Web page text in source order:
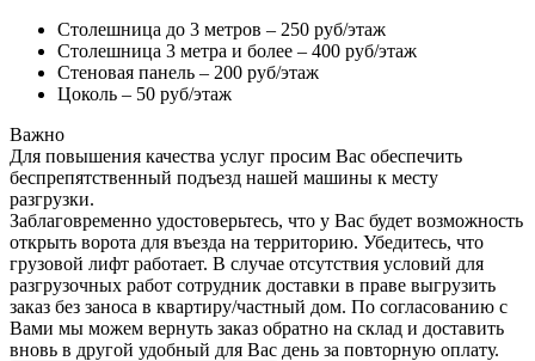
Столешница до 3 метров – 250 руб/этаж
Столешница 3 метра и более – 400 руб/этаж
Стеновая панель – 200 руб/этаж
Цоколь – 50 руб/этаж
Важно
Для повышения качества услуг просим Вас обеспечить
беспрепятственный подъезд нашей машины к месту
разгрузки.
Заблаговременно удостоверьтесь, что у Вас будет возможность
открыть ворота для въезда на территорию. Убедитесь, что
грузовой лифт работает. В случае отсутствия условий для
разгрузочных работ сотрудник доставки в праве выгрузить
заказ без заноса в квартиру/частный дом. По согласованию с
Вами мы можем вернуть заказ обратно на склад и доставить
вновь в другой удобный для Вас день за повторную оплату.